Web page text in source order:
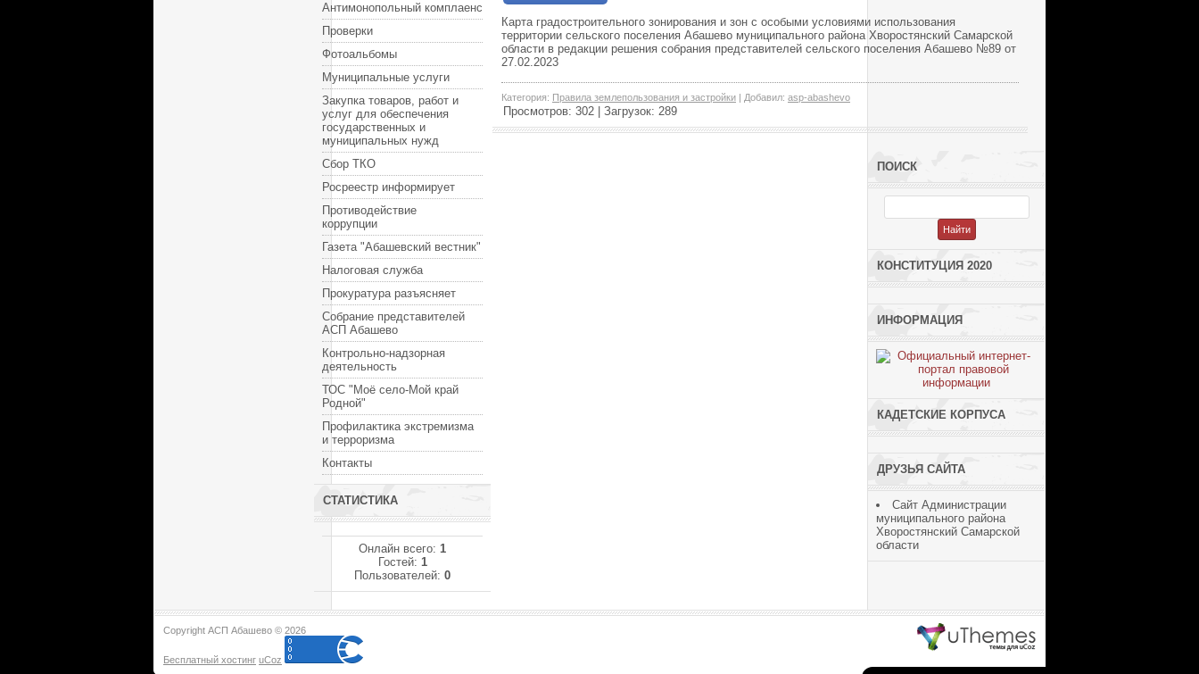
Антимонопольный комплаенс
Проверки
Фотоальбомы
Муниципальные услуги
Закупка товаров, работ и
услуг для обеспечения
государственных и
муниципальных нужд
Сбор ТКО
Росреестр информирует
Противодействие
коррупции
Газета "Абашевский вестник"
Налоговая служба
Прокуратура разъясняет
Собрание представителей
АСП Абашево
Контрольно-надзорная
деятельность
ТОС "Моё село-Мой край
Родной"
Профилактика экстремизма
и терроризма
Контакты
СТАТИСТИКА
Онлайн всего: 1
Гостей: 1
Пользователей: 0
Карта градостроительного зонирования и зон с особыми условиями использования
территории сельского поселения Абашево муниципального района Хворостянский Самарской
области в редакции решения собрания представителей сельского поселения Абашево №89 от
27.02.2023
Категория: Правила землепользования и застройки | Добавил: asp-abashevo
Просмотров: 302 Загрузок: 289
ПОИСК
КОНСТИТУЦИЯ 2020
ИНФОРМАЦИЯ
КАДЕТСКИЕ КОРПУСА
ДРУЗЬЯ САЙТА
Сайт Администрации
муниципального района
Хворостянский Самарской
области
Copyright АСП Абашево © 2026
Бесплатный хостинг uCoz